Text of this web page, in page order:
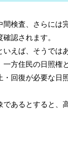
検査、さらには
認されます。
えば、そうでは
方住民の日照権
回復が必要な日
あるとすると、